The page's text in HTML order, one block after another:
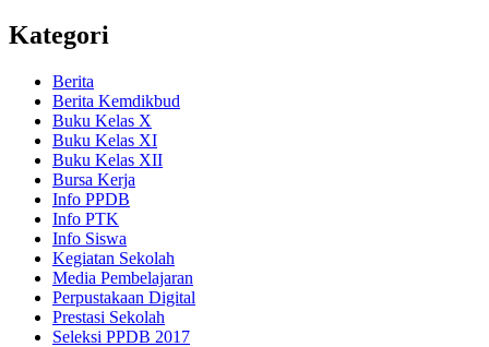
Kategori
Berita
Berita Kemdikbud
Buku Kelas X
Buku Kelas XI
Buku Kelas XII
Bursa Kerja
Info PPDB
Info PTK
Info Siswa
Kegiatan Sekolah
Media Pembelajaran
Perpustakaan Digital
Prestasi Sekolah
Seleksi PPDB 2017